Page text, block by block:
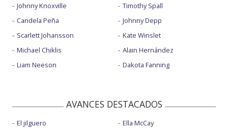
Johnny Knoxville
Candela Peña
Scarlett Johansson
Michael Chiklis
Liam Neeson
Timothy Spall
Johnny Depp
Kate Winslet
Alain Hernández
Dakota Fanning
AVANCES DESTACADOS
El jilguero
Ella McCay